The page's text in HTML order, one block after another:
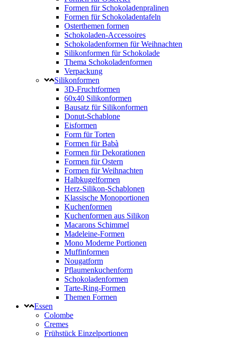
Formen für Schokoladenpralinen
Formen für Schokoladentafeln
Osterthemen formen
Schokoladen-Accessoires
Schokoladenformen für Weihnachten
Silikonformen für Schokolade
Thema Schokoladenformen
Verpackung
Silikonformen
3D-Fruchtformen
60x40 Silikonformen
Bausatz für Silikonformen
Donut-Schablone
Eisformen
Form für Torten
Formen für Babà
Formen für Dekorationen
Formen für Ostern
Formen für Weihnachten
Halbkugelformen
Herz-Silikon-Schablonen
Klassische Monoportionen
Kuchenformen
Kuchenformen aus Silikon
Macarons Schimmel
Madeleine-Formen
Mono Moderne Portionen
Muffinformen
Nougatform
Pflaumenkuchenform
Schokoladenformen
Tarte-Ring-Formen
Themen Formen
Essen
Colombe
Cremes
Frühstück Einzelportionen